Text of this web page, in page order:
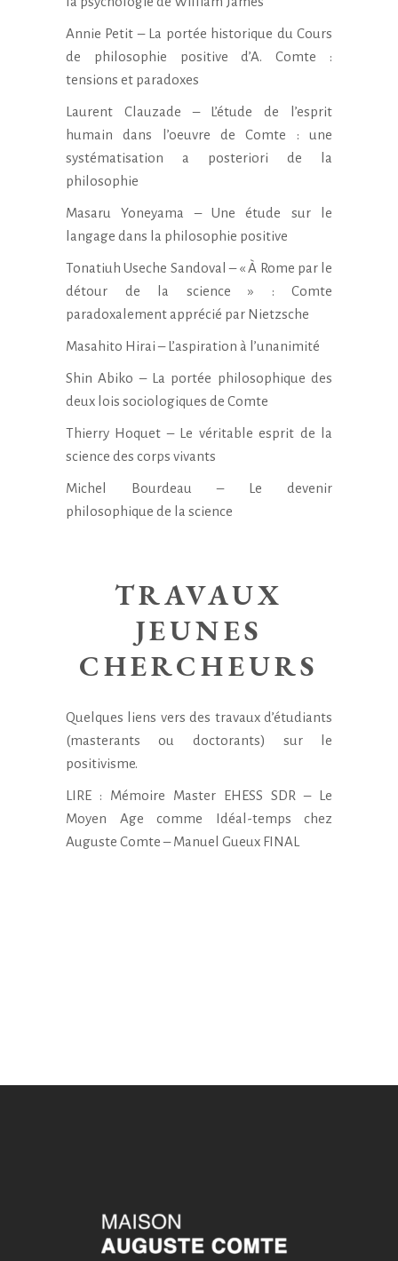
Annie Petit – La portée historique du Cours
de philosophie positive d’A. Comte :
tensions et paradoxes
Laurent Clauzade – L’étude de l’esprit
humain dans l’oeuvre de Comte : une
systématisation a posteriori de la
philosophie
Masaru Yoneyama – Une étude sur le
langage dans la philosophie positive
Tonatiuh Useche Sandoval – « À Rome par le
détour de la science » : Comte
paradoxalement apprécié par Nietzsche
Masahito Hirai – L’aspiration à l’unanimité
Shin Abiko – La portée philosophique des
deux lois sociologiques de Comte
Thierry Hoquet – Le véritable esprit de la
science des corps vivants
Michel Bourdeau – Le devenir
philosophique de la science
TRAVAUX
JEUNES
CHERCHEURS
Quelques liens vers des travaux d’étudiants
(masterants ou doctorants) sur le
positivisme.
LIRE : Mémoire Master EHESS SDR – Le
Moyen Age comme Idéal-temps chez
Auguste Comte – Manuel Gueux FINAL